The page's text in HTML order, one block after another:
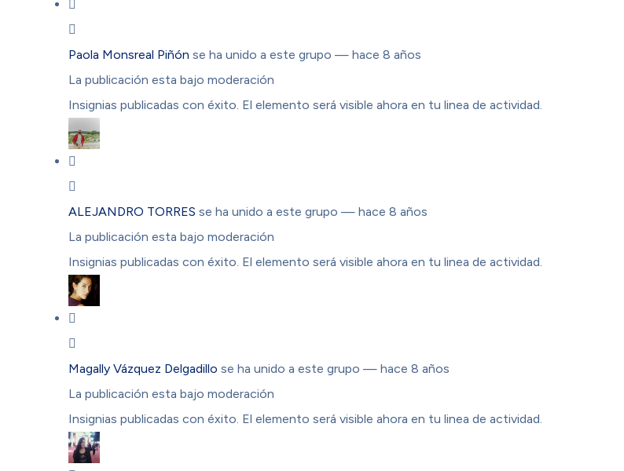
Paola Monsreal Piñón se ha unido a este grupo— hace 8 años
La publicación esta bajo moderación
Insignias publicadas con éxito. El elemento será visible ahora en tu linea de actividad.
ALEJANDRO TORRES se ha unido a este grupo— hace 8 años
La publicación esta bajo moderación
Insignias publicadas con éxito. El elemento será visible ahora en tu linea de actividad.
Magally Vázquez Delgadillo se ha unido a este grupo— hace 8 años
La publicación esta bajo moderación
Insignias publicadas con éxito. El elemento será visible ahora en tu linea de actividad.